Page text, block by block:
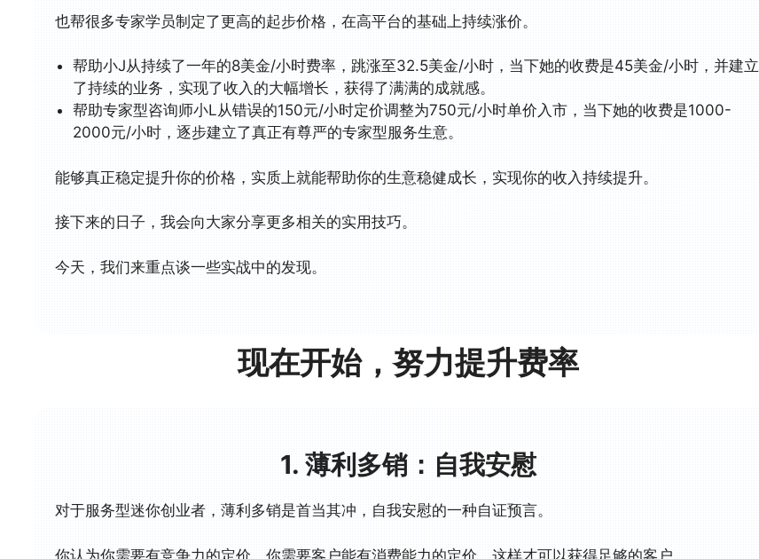
也帮很多专家学员制定了更高的起步价格，在高平台的基础上持续涨价。
帮助小J从持续了一年的8美金/小时费率，跳涨至32.5美金/小时，当下她的收费是45美金/小时，并建立
了持续的业务，实现了收入的大幅增长，获得了满满的成就感。
帮助专家型咨询师小L从错误的150元/小时定价调整为750元/小时单价入市，当下她的收费是1000-
2000元/小时，逐步建立了真正有尊严的专家型服务生意。
能够真正稳定提升你的价格，实质上就能帮助你的生意稳健成长，实现你的收入持续提升。
接下来的日子，我会向大家分享更多相关的实用技巧。
今天，我们来重点谈一些实战中的发现。
现在开始，努力提升费率
1. 薄利多销：自我安慰
对于服务型迷你创业者，薄利多销是首当其冲，自我安慰的一种自证预言。
你认为你需要有竞争力的定价，你需要客户能有消费能力的定价，这样才可以获得足够的客户。